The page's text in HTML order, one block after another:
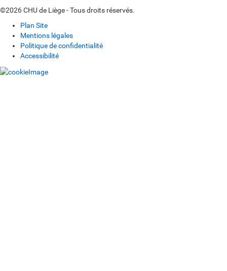
©2026 CHU de Liège - Tous droits réservés.
Plan Site
Mentions légales
Politique de confidentialité
Accessibilité